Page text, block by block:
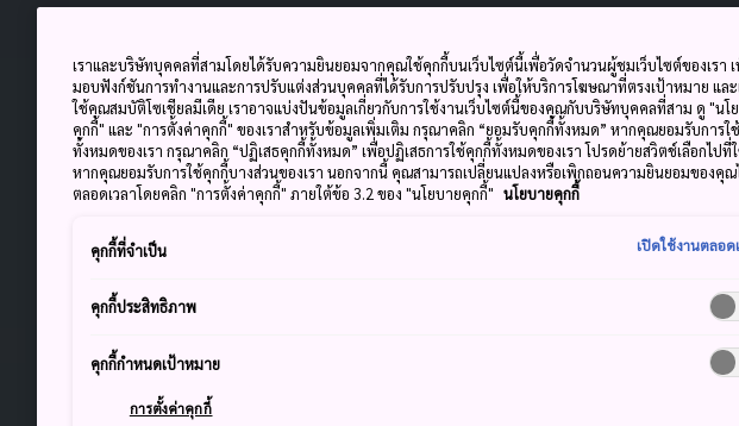
เราและบริษัทบุคคลที่สามโดยได้รับความยินยอมจากคุณใช้คุกกี้บนเว็บไซต์นี้เพื่อวัดจำนวนผู้ชมเว็บไซต์ของเรา
มอบฟังก์ชันการทำงานและการปรับแต่งส่วนบุคคลที่ได้รับการปรับปรุง เพื่อให้บริการโฆษณาที่ตรงเป้าหมาย และ
ใช้คุณสมบัติโซเชียลมีเดีย เราอาจแบ่งปันข้อมูลเกี่ยวกับการใช้งานเว็บไซต์นี้ของคุณกับบริษัทบุคคลที่สาม ดู "นโ
คุกกี้" และ "การตั้งค่าคุกกี้" ของเราสำหรับข้อมูลเพิ่มเติม กรุณาคลิก “ยอมรับคุกกี้ทั้งหมด” หากคุณยอมรับการใ
ทั้งหมดของเรา กรุณาคลิก “ปฏิเสธคุกกี้ทั้งหมด” เพื่อปฏิเสธการใช้คุกกี้ทั้งหมดของเรา โปรดย้ายสวิตช์เลือกไปที่
หากคุณยอมรับการใช้คุกกี้บางส่วนของเรา นอกจากนี้ คุณสามารถเปลี่ยนแปลงหรือเพิกถอนความยินยอมของคุณ
ตลอดเวลาโดยคลิก "การตั้งค่าคุกกี้" ภายใต้ข้อ 3.2 ของ "นโยบายคุกกี้" นโยบายคุกกี้
คุกกี้ที่จำเป็น เปิดใช้งานตลอด
คุกกี้ประสิทธิภาพ
คุกกี้กำหนดเป้าหมาย
การตั้งค่าคุกกี้